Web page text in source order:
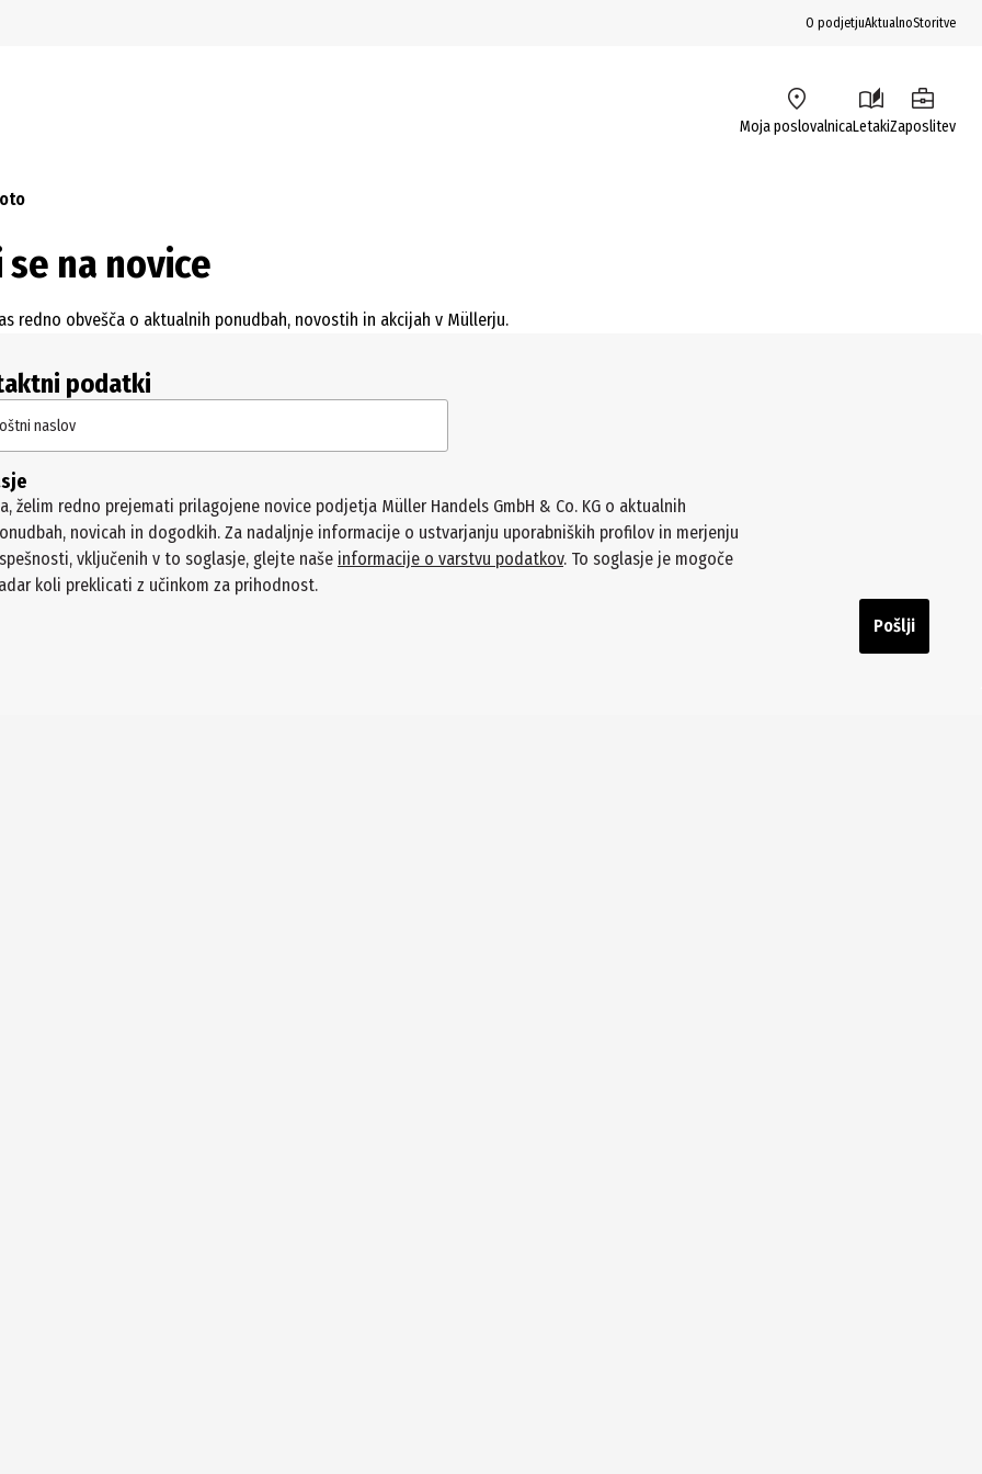
O podjetjuAktualnoStoritve
Moja poslovalnicaLetakiZaposlitev
se na novice
redno obvešča o aktualnih ponudbah, novostih in akcijah v Müllerju.
podatki
naslov
želim redno prejemati prilagojene novice podjetja Müller Handels GmbH & Co. KG o aktualnih
novicah in dogodkih. Za nadaljnje informacije o ustvarjanju uporabniških profilov in merjenju
vključenih v to soglasje, glejte naše informacije o varstvu podatkov. To soglasje je mogoče
koli preklicati z učinkom za prihodnost.
Pošlji